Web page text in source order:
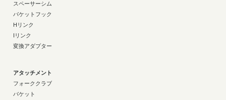
スペーサーシム
バケットフック
Hリンク
Iリンク
変換アダプター
アタッチメント
フォーククラブ
バケット